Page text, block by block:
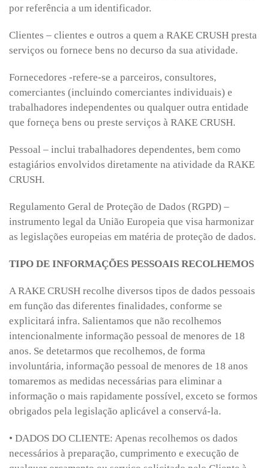
por referência a um identificador.
Clientes – clientes e outros a quem a RAKE CRUSH presta
serviços ou fornece bens no decurso da sua atividade.
Fornecedores -refere-se a parceiros, consultores,
comerciantes (incluindo comerciantes individuais) e
trabalhadores independentes ou qualquer outra entidade
que forneça bens ou preste serviços à RAKE CRUSH.
Pessoal – inclui trabalhadores dependentes, bem como
estagiários envolvidos diretamente na atividade da RAKE
CRUSH.
Regulamento Geral de Proteção de Dados (RGPD) –
instrumento legal da União Europeia que visa harmonizar
as legislações europeias em matéria de proteção de dados.
TIPO DE INFORMAÇÕES PESSOAIS RECOLHEMOS
A RAKE CRUSH recolhe diversos tipos de dados pessoais
em função das diferentes finalidades, conforme se
explicitará infra. Salientamos que não recolhemos
intencionalmente informação pessoal de menores de 18
anos. Se detetarmos que recolhemos, de forma
involuntária, informação pessoal de menores de 18 anos
tomaremos as medidas necessárias para eliminar a
informação o mais rapidamente possível, exceto se formos
obrigados pela legislação aplicável a conservá-la.
• DADOS DO CLIENTE: Apenas recolhemos os dados
necessários à preparação, cumprimento e execução de